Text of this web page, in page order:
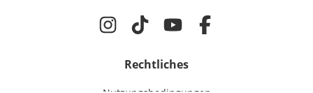
Rechtliches